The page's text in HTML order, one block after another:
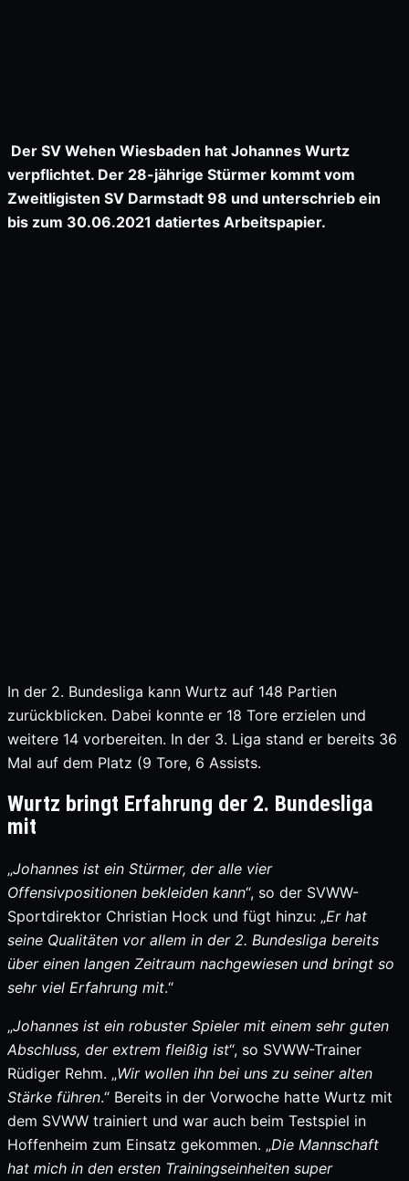
Der SV Wehen Wiesbaden hat Johannes Wurtz
verpflichtet. Der 28-jährige Stürmer kommt vom
Zweitligisten SV Darmstadt 98 und unterschrieb ein
bis zum 30.06.2021 datiertes Arbeitspapier.
In der 2. Bundesliga kann Wurtz auf 148 Partien
zurückblicken. Dabei konnte er 18 Tore erzielen und
weitere 14 vorbereiten. In der 3. Liga stand er bereits 36
Mal auf dem Platz (9 Tore, 6 Assists.
Wurtz bringt Erfahrung der 2. Bundesliga
mit
„Johannes ist ein Stürmer, der alle vier
Offensivpositionen bekleiden kann“, so der SVWW-
Sportdirektor Christian Hock und fügt hinzu: „Er hat
seine Qualitäten vor allem in der 2. Bundesliga bereits
über einen langen Zeitraum nachgewiesen und bringt so
sehr viel Erfahrung mit.“
„Johannes ist ein robuster Spieler mit einem sehr guten
Abschluss, der extrem fleißig ist“, so SVWW-Trainer
Rüdiger Rehm. „Wir wollen ihn bei uns zu seiner alten
Stärke führen.“ Bereits in der Vorwoche hatte Wurtz mit
dem SVWW trainiert und war auch beim Testspiel in
Hoffenheim zum Einsatz gekommen. „Die Mannschaft
hat mich in den ersten Trainingseinheiten super